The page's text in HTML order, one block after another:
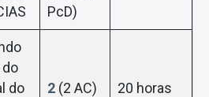
PcD)
do
2 (2 AC) 20 horas